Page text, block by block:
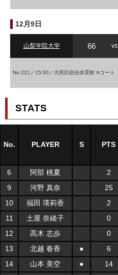
12月9日
山梨学院大学 66 vs
No.221／15:00／大田区総合体育館 Aコート
STATS
No. PLAYER S PTS
6 阿部 桃夏 2
9
河野 真奈 25
10
福田 瑛莉香 2
11
土屋 奈緒子 0
12
髙木 志歩 0
13
北越 春香 ● 6
14
山本 美空 ● 14